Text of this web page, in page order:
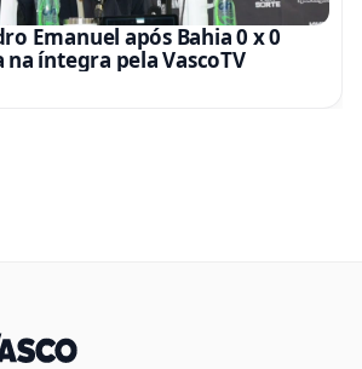
Emanuel após Bahia 0 x 0
na íntegra pela VascoTV